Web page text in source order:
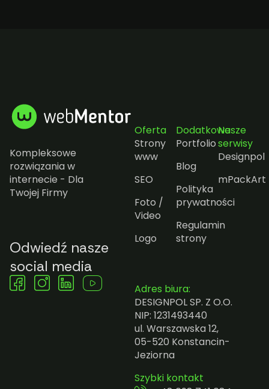
Kompleksowe
rozwiązania w
internecie - Dla
Twojej Firmy
Odwiedź nasze
social media
Oferta
Strony
www
SEO
Foto /
Video
Logo
Dodatkowe
Portfolio
Blog
Polityka
prywatności
Regulamin
strony
Nasze
serwisy
Designpol
mPackArt
Adres biura:
DESIGNPOL SP. Z O.O.
NIP: 1231493440
ul. Warszawska 12,
05-520 Konstancin-
Jeziorna
Szybki kontakt